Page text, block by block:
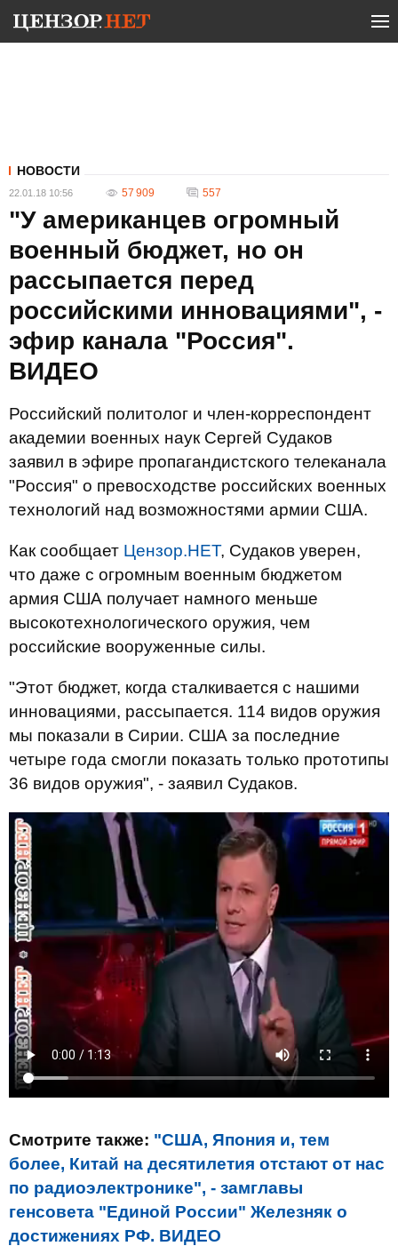
НОВОСТИ
22.01.18 10:56 57 909 557
"У американцев огромный
военный бюджет, но он
рассыпается перед
российскими инновациями", -
эфир канала "Россия".
ВИДЕО
Российский политолог и член-корреспондент
академии военных наук Сергей Судаков
заявил в эфире пропагандистского телеканала
"Россия" о превосходстве российских военных
технологий над возможностями армии США.
Как сообщает Цензор.НЕТ, Судаков уверен,
что даже с огромным военным бюджетом
армия США получает намного меньше
высокотехнологического оружия, чем
российские вооруженные силы.
"Этот бюджет, когда сталкивается с нашими
инновациями, рассыпается. 114 видов оружия
мы показали в Сирии. США за последние
четыре года смогли показать только прототипы
36 видов оружия", - заявил Судаков.
Смотрите также: "США, Япония и, тем
более, Китай на десятилетия отстают от нас
по радиоэлектронике", - замглавы
генсовета "Единой России" Железняк о
достижениях РФ. ВИДЕО